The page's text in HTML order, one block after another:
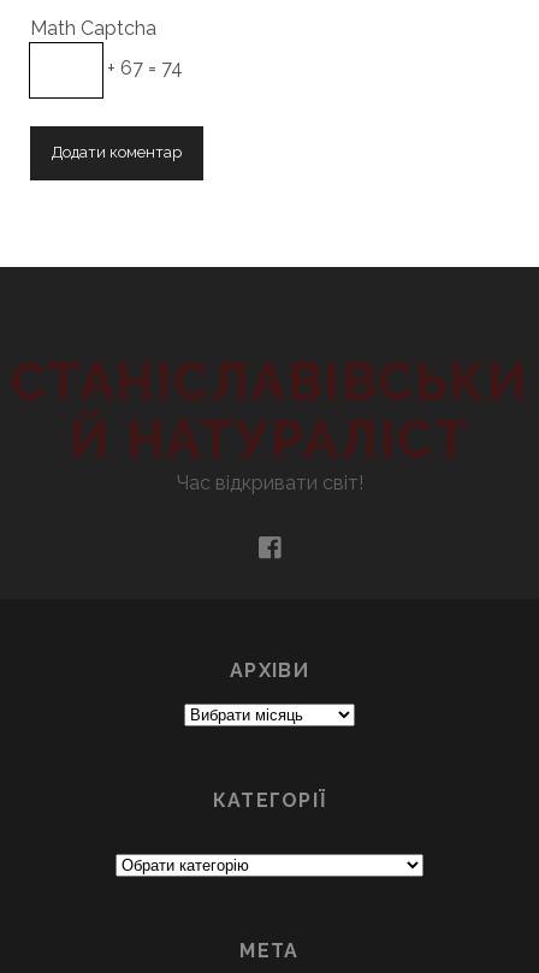
Math Captcha
+ 67 = 74
СТАНІСЛАВІВСЬКИ
Й НАТУРАЛІСТ
Час відкривати світ!
facebook
АРХІВИ
Архіви
КАТЕГОРІЇ
МЕТА